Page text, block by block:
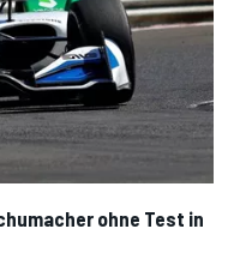
ohne Test in